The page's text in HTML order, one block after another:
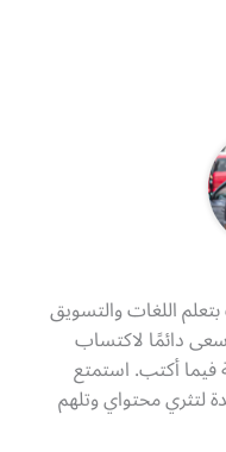
عام شغوف بتعلم اللغات والتسويق
دائمًا لاكتساب
فيما أكتب. استمتع
لتثري محتواي وتلهم